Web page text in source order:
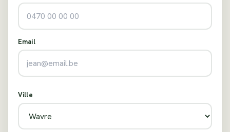
Email
Ville